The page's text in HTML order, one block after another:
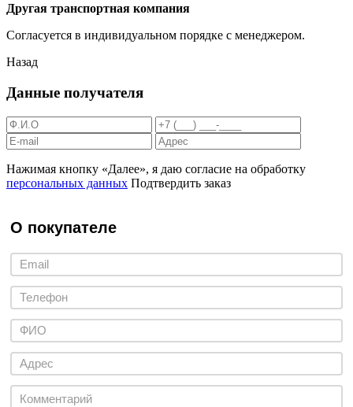
Другая транспортная компания
Согласуется в индивидуальном порядке с менеджером.
Назад
Данные получателя
Нажимая кнопку «Далее», я даю согласие на обработку
персональных данных Подтвердить заказ
О покупателе